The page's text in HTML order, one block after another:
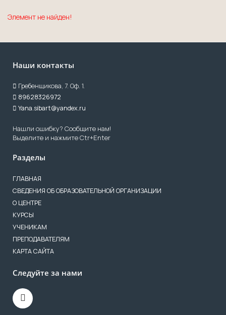
Элемент не найден!
Наши контакты
Гребенщикова, 7. Оф. 1.
89628326972
Yana.sibart@yandex.ru
Нашли ошибку? Сообщите нам!
Выделите и нажмите Ctr+Enter
Разделы
ГЛАВНАЯ
СВЕДЕНИЯ ОБ ОБРАЗОВАТЕЛЬНОЙ ОРГАНИЗАЦИИ
О ЦЕНТРЕ
КУРСЫ
УЧЕНИКАМ
ПРЕПОДАВАТЕЛЯМ
КАРТА САЙТА
Следуйте за нами